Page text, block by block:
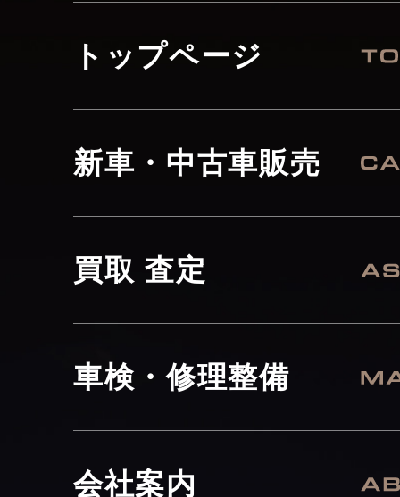
トップページ
新車・中古車販売
買取 査定
車検・修理整備
会社案内